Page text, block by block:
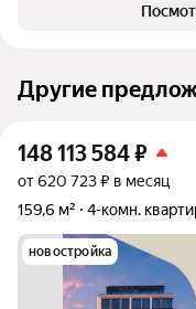
Другие
148 113 584₽
от 620 723 ₽ в месяц
159,6 м²
4-комн.
новостройка